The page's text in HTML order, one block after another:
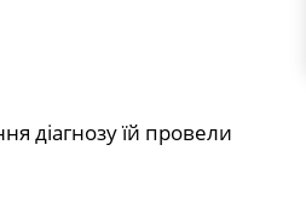
діагнозу їй провели